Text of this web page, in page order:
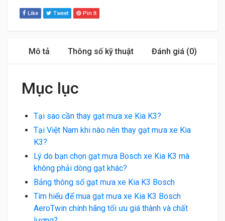
Like Tweet Pin It
Mô tả Thông số kỹ thuật Đánh giá (0)
Mục lục
Tại sao cần thay gạt mưa xe Kia K3?
Tại Việt Nam khi nào nên thay gạt mưa xe Kia
K3?
Lý do bạn chọn gạt mưa Bosch xe Kia K3 mà
không phải dòng gạt khác?
Bảng thông số gạt mưa xe Kia K3 Bosch
Tìm hiểu để mua gạt mưa xe Kia K3 Bosch
AeroTwin chính hãng tối ưu giá thành và chất